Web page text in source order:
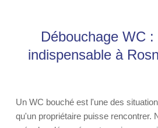
Débouchage WC
indispensable à
Un WC bouché est l'une des
qu'un propriétaire puisse rencontrer.